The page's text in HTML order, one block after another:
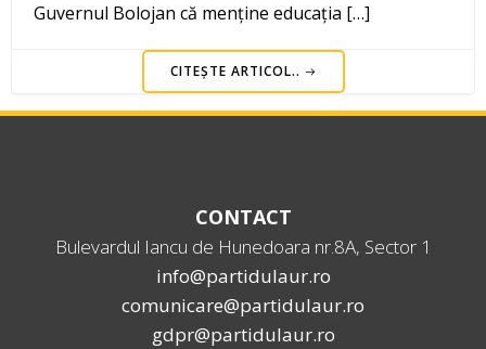
Guvernul Bolojan că menține educația […]
CITEȘTE ARTICOL..
CONTACT
Bulevardul Iancu de Hunedoara nr.8A, Sector 1
info@partidulaur.ro
comunicare@partidulaur.ro
gdpr@partidulaur.ro